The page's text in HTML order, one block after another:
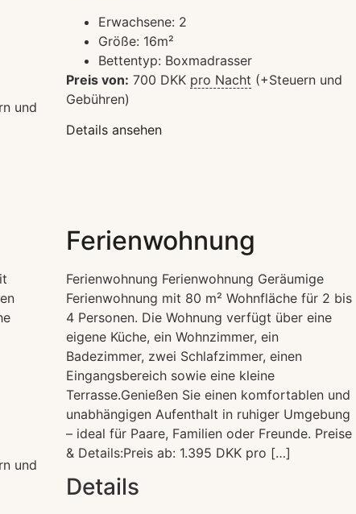
und
Erwachsene: 2
Größe: 16m²
Bettentyp: Boxmadrasser
Preis von: 700 DKK pro Nacht (+Steuern und
Gebühren)
Details ansehen
und
Ferienwohnung
Ferienwohnung Ferienwohnung Geräumige
Ferienwohnung mit 80 m² Wohnfläche für 2 bis
4 Personen. Die Wohnung verfügt über eine
eigene Küche, ein Wohnzimmer, ein
Badezimmer, zwei Schlafzimmer, einen
Eingangsbereich sowie eine kleine
Terrasse.Genießen Sie einen komfortablen und
unabhängigen Aufenthalt in ruhiger Umgebung
– ideal für Paare, Familien oder Freunde. Preise
& Details:Preis ab: 1.395 DKK pro […]
Details